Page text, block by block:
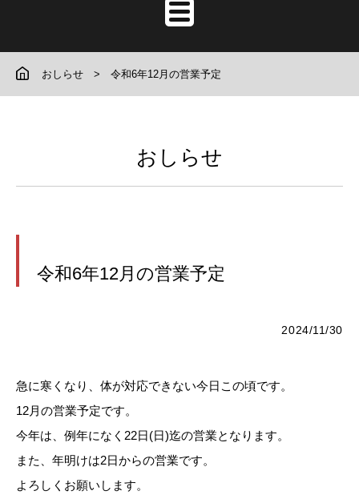
おしらせ 令和6年12月の営業予定
おしらせ
令和6年12月の営業予定
2024/11/30
急に寒くなり、体が対応できない今日この頃です。
12月の営業予定です。
今年は、例年になく22日(日)迄の営業となります。
また、年明けは2日からの営業です。
よろしくお願いします。